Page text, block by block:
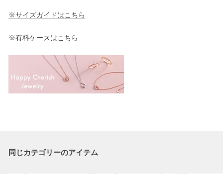
※サイズガイドはこちら
※有料ケースはこちら
同じカテゴリーのアイテム